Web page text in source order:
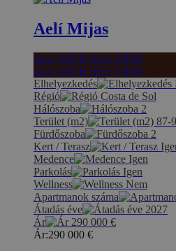
Aelí Mijas
ALL WITH SEA VIEW
ALL WITH SEA VIEW
Elhelyezkedés
Régió
Costa de Sol
Hálószoba
2
Terület (m2)
87-
Fürdőszoba
2
Kert / Terasz
Medence
Igen
Parkolás
Igen
Wellness
Nem
Apartmanok száma
Átadás éve
2027
Ár
290 000 €
Ár:290 000 €